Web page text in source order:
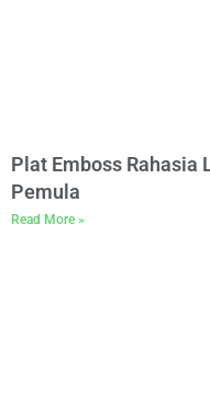
Plat Emboss Rahasia
Pemula
Read More »